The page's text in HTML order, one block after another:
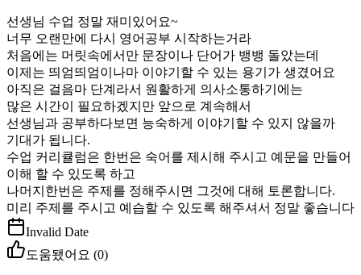
선생님 수업 정말 재미있어요~
너무 오랜만에 다시 영어공부 시작하는거라
처음에는 머릿속에서만 문장이나 단어가 뱅뱅 돌았는데
이제는 띄엄띄엄이나마 이야기할 수 있는 용기가 생겼어요
아직은 걸음마 단계라서 원활하게 의사소통하기에는
많은 시간이 필요하겠지만 앞으로 계속해서
선생님과 공부하다보면 능숙하게 이야기할 수 있지 않을까
기대가 됩니다.
수업 커리큘럼은 한번은 숙어를 제시해 주시고 예문을 만들어
이해 할 수 있도록 하고
나머지한번은 주제를 정해주시면 그것에 대해 토론합니다.
미리 주제를 주시고 예습할 수 있도록 해주셔서 정말 좋습니다
Invalid Date
도움됐어요 (0)